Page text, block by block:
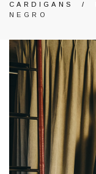
CARDIGANS
/
NEGRO